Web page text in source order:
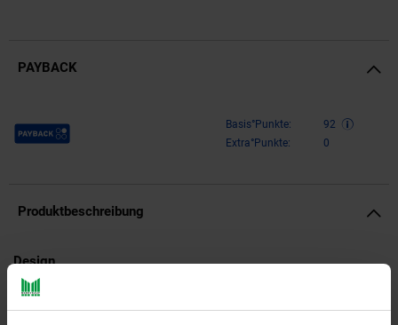
PAYBACK
Payback Punkte Basis°Punkte:
92
Extra°Punkte:
0
Produktbeschreibung
Design